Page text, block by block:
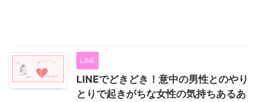
LINE
LINEでどきどき！意中の男性とのやり
とりで起きがちな女性の気持ちあるあ